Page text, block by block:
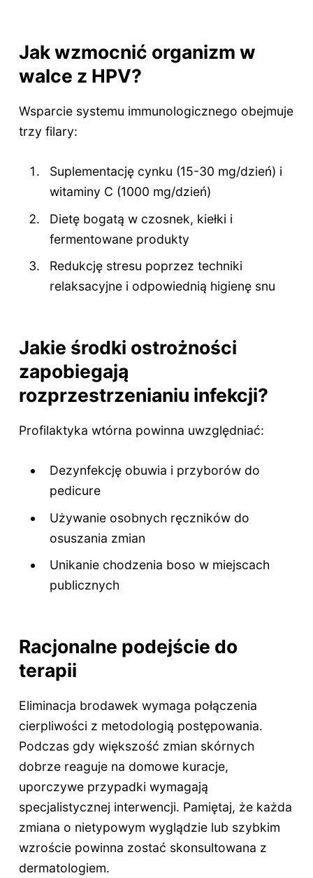
Jak wzmocnić organizm w
walce z HPV?
Wsparcie systemu immunologicznego obejmuje
trzy filary:
Suplementację cynku (15-30 mg/dzień) i
witaminy C (1000 mg/dzień)
Dietę bogatą w czosnek, kiełki i
fermentowane produkty
Redukcję stresu poprzez techniki
relaksacyjne i odpowiednią higienę snu
Jakie środki ostrożności
zapobiegają
rozprzestrzenianiu infekcji?
Profilaktyka wtórna powinna uwzględniać:
Dezynfekcję obuwia i przyborów do
pedicure
Używanie osobnych ręczników do
osuszania zmian
Unikanie chodzenia boso w miejscach
publicznych
Racjonalne podejście do
terapii
Eliminacja brodawek wymaga połączenia
cierpliwości z metodologią postępowania.
Podczas gdy większość zmian skórnych
dobrze reaguje na domowe kuracje,
uporczywe przypadki wymagają
specjalistycznej interwencji. Pamiętaj, że każda
zmiana o nietypowym wyglądzie lub szybkim
wzroście powinna zostać skonsultowana z
dermatologiem.